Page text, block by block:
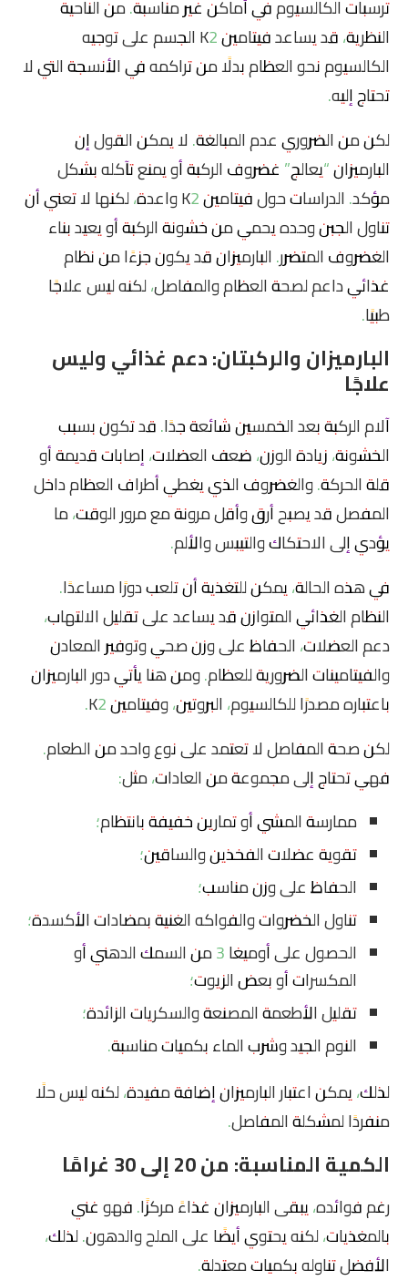
ترسبات الكالسيوم في أماكن غير مناسبة. من الناحية
النظرية، قد يساعد فيتامين K2 الجسم على توجيه
الكالسيوم نحو العظام بدلًا من تراكمه في الأنسجة التي لا
تحتاج إليه.
لكن من الضروري عدم المبالغة. لا يمكن القول إن
البارميزان “يعالج” غضروف الركبة أو يمنع تآكله بشكل
مؤكد. الدراسات حول فيتامين K2 واعدة، لكنها لا تعني أن
تناول الجبن وحده يحمي من خشونة الركبة أو يعيد بناء
الغضروف المتضرر. البارميزان قد يكون جزءًا من نظام
غذائي داعم لصحة العظام والمفاصل، لكنه ليس علاجًا
طبيًا.
البارميزان والركبتان: دعم غذائي وليس
علاجًا
آلام الركبة بعد الخمسين شائعة جدًا. قد تكون بسبب
الخشونة، زيادة الوزن، ضعف العضلات، إصابات قديمة أو
قلة الحركة. والغضروف الذي يغطي أطراف العظام داخل
المفصل قد يصبح أرق وأقل مرونة مع مرور الوقت، ما
يؤدي إلى الاحتكاك والتيبس والألم.
في هذه الحالة، يمكن للتغذية أن تلعب دورًا مساعدًا.
النظام الغذائي المتوازن قد يساعد على تقليل الالتهاب،
دعم العضلات، الحفاظ على وزن صحي وتوفير المعادن
والفيتامينات الضرورية للعظام. ومن هنا يأتي دور البارميزان
باعتباره مصدرًا للكالسيوم، البروتين، وفيتامين K2.
لكن صحة المفاصل لا تعتمد على نوع واحد من الطعام.
فهي تحتاج إلى مجموعة من العادات، مثل:
ممارسة المشي أو تمارين خفيفة بانتظام؛
تقوية عضلات الفخذين والساقين؛
الحفاظ على وزن مناسب؛
تناول الخضروات والفواكه الغنية بمضادات الأكسدة؛
الحصول على أوميغا 3 من السمك الدهني أو
المكسرات أو بعض الزيوت؛
تقليل الأطعمة المصنعة والسكريات الزائدة؛
النوم الجيد وشرب الماء بكميات مناسبة.
لذلك، يمكن اعتبار البارميزان إضافة مفيدة، لكنه ليس حلًا
منفردًا لمشكلة المفاصل.
الكمية المناسبة: من 20 إلى 30 غرامًا
رغم فوائده، يبقى البارميزان غذاءً مركزًا. فهو غني
بالمغذيات، لكنه يحتوي أيضًا على الملح والدهون. لذلك،
الأفضل تناوله بكميات معتدلة.